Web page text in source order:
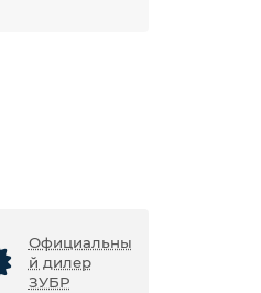
Официальны
й дилер
ЗУБР